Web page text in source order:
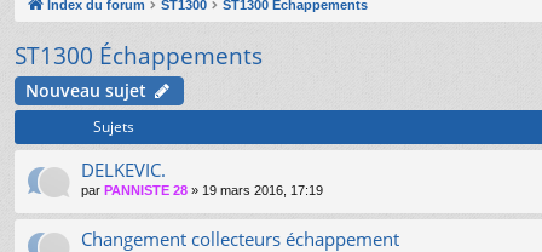
Index du forum ST1300 ST1300 Échappements
ST1300 Échappements
Nouveau sujet
Sujets
DELKEVIC.
par PANNISTE 28 » 19 mars 2016, 17:19
Changement collecteurs échappement